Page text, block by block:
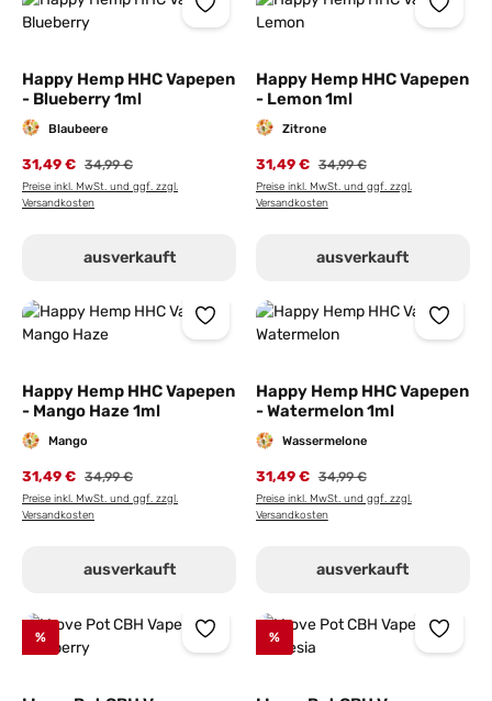
Happy Hemp HHC Vapepen
- Blueberry 1ml
Blaubeere
31,49 € 34,99 €
Preise inkl. MwSt. und ggf. zzgl.
Versandkosten
ausverkauft
Happy Hemp HHC Vapepen
- Lemon 1ml
Zitrone
31,49 € 34,99 €
Preise inkl. MwSt. und ggf. zzgl.
Versandkosten
ausverkauft
Happy Hemp HHC Vapepen
- Mango Haze 1ml
Mango
31,49 € 34,99 €
Preise inkl. MwSt. und ggf. zzgl.
Versandkosten
ausverkauft
Happy Hemp HHC Vapepen
- Watermelon 1ml
Wassermelone
31,49 € 34,99 €
Preise inkl. MwSt. und ggf. zzgl.
Versandkosten
ausverkauft
% %